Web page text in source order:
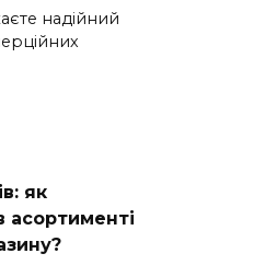
надійний
як
асортименті